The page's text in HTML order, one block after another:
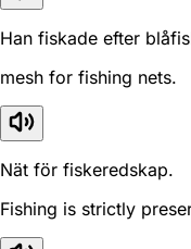
Han fiskade efter
mesh for fishing nets.
Nät för fiskeredskap.
Fishing is strictly